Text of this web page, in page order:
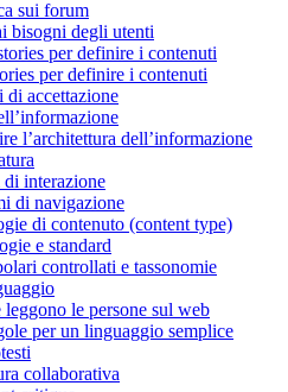
sui forum
bisogni degli utenti
per definire i contenuti
per definire i contenuti
di accettazione
l’architettura dell’informazione
interazione
di navigazione
di contenuto (content type)
e standard
controllati e tassonomie
le persone sul web
per un linguaggio semplice
collaborativa